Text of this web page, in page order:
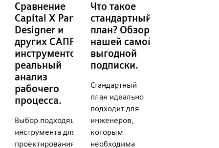
Сравнение
Capital X Panel
Designer и
других САПР-
инструментов:
реальный
анализ
рабочего
процесса.
Выбор подходящего
инструмента для
проектирования
Что такое
стандартный
план? Обзор
нашей самой
выгодной
подписки.
Стандартный
план идеально
подходит для
инженеров,
которым
необходима